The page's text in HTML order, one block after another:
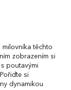
těchto
zobrazením si
poutavými
si
dynamikou